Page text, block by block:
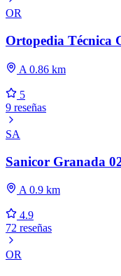
OR
Ortopedia Técnica
A 0.86 km
5
9 reseñas
SA
Sanicor Granada
A 0.9 km
4.9
72 reseñas
OR